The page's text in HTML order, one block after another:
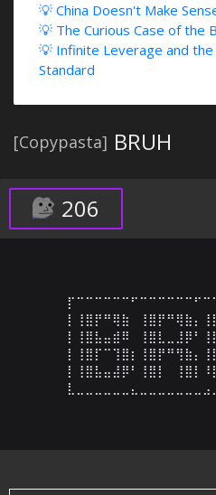
💡 China Doesn't Make
💡 The Curious Case of the
💡 Infinite Leverage and the
Standard
[Copypasta] BRUH
206